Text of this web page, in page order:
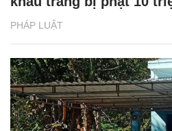
PHÁP LUẬT